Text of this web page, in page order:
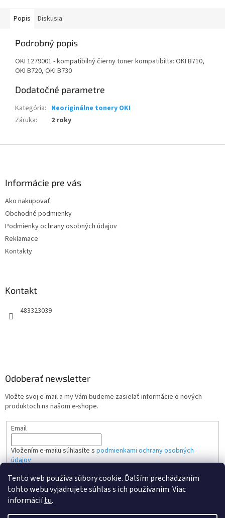
Tento web používa súbory cookie. Ďalším prechádzaním
tohto webu vyjadrujete súhlas s ich používaním. Viac
informáciítu.
Popis Diskusia
Podrobný popis
OKI 1279001 - kompatibilný čierny toner kompatibilta: OKI B710,
OKI B720, OKI B730
Dodatočné parametre
Kategória: Neoriginálne tonery OKI
Záruka: 2 roky
Informácie pre vás
Ako nakupovať
Obchodné podmienky
Podmienky ochrany osobných údajov
Reklamace
Kontakty
Kontakt
483323039
Odoberať newsletter
Vložte svoj e-mail a my Vám budeme zasielať informácie o nových
produktoch na našom e-shope.
Email
Vložením e-mailu súhlasíte s podmienkami ochrany osobných
údajov
PRIHLÁSIŤ SA